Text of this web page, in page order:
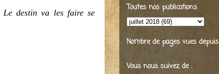
Le destin va les faire se
Toutes nos publications
Nombre de pages vues depuis
Vous nous suivez de :